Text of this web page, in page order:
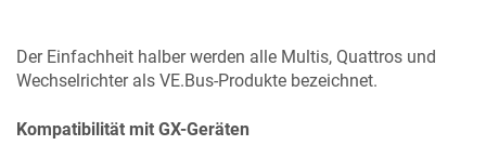
Der Einfachheit halber werden alle Multis, Quattros und
Wechselrichter als VE.Bus-Produkte bezeichnet.
Kompatibilität mit GX-Geräten